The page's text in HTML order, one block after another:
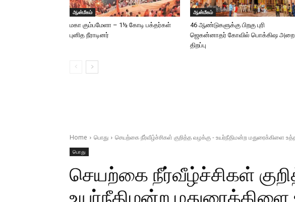
ஆன்மீகம்
மகா கும்பமேளா – 1½ கோடி பக்தர்கள்
புனித நீராடினர்
ஆன்மீகம்
46 ஆண்டுகளுக்கு பிறகு புரி
ஜெகன்னாதர் கோவில் பொக்கிஷ அறை
திறப்பு